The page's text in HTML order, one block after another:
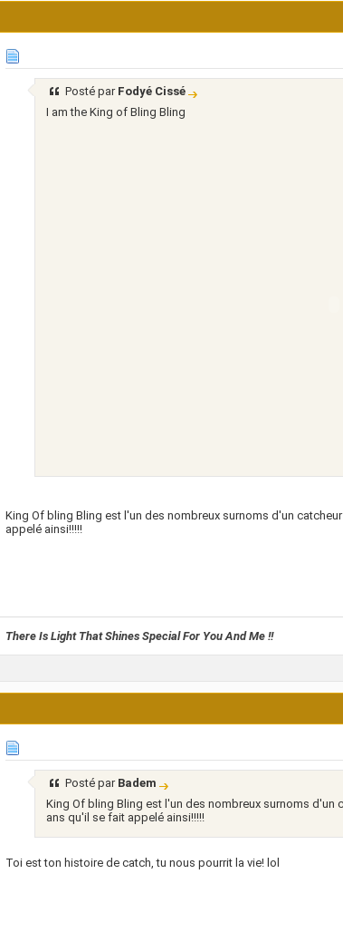
Posté par Fodyé Cissé
I am the King of Bling Bling
King Of bling Bling est l'un des nombreux surnoms d'un
appelé ainsi!!!!!
There Is Light That Shines Special For You And Me !!
Posté par Badem
King Of bling Bling est l'un des nombreux surnoms d'un
ans qu'il se fait appelé ainsi!!!!!
Toi est ton histoire de catch, tu nous pourrit la vie! lol